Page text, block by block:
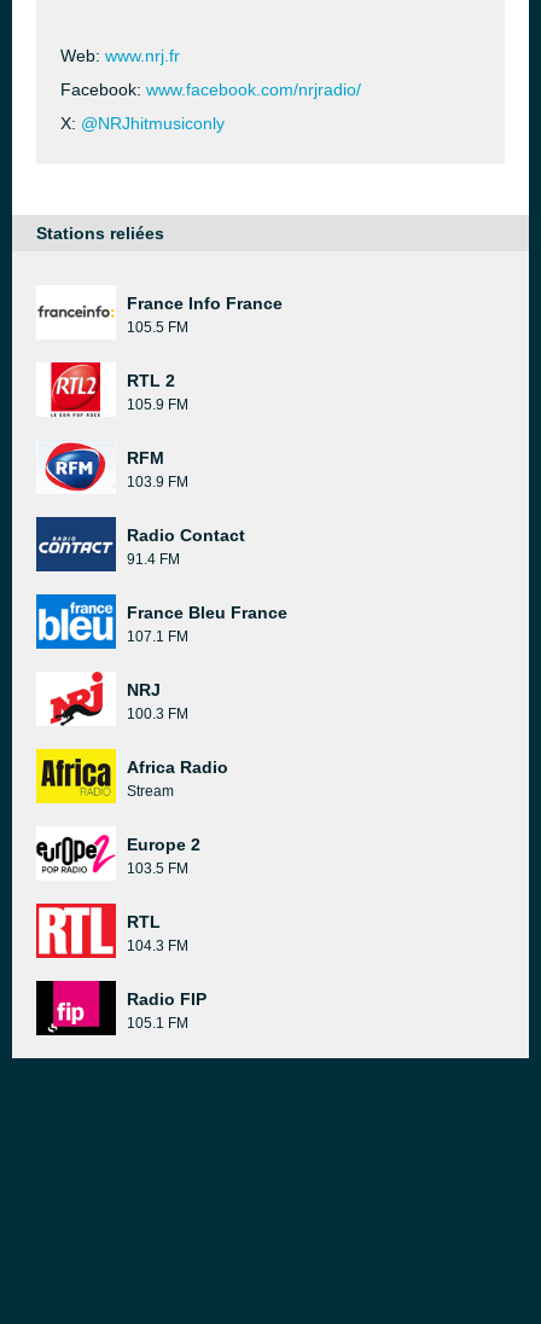
Web: www.nrj.fr
Facebook: www.facebook.com/nrjradio/
X: @NRJhitmusiconly
Stations reliées
France Info France
105.5 FM
RTL 2
105.9 FM
RFM
103.9 FM
Radio Contact
91.4 FM
France Bleu France
107.1 FM
NRJ
100.3 FM
Africa Radio
Stream
Europe 2
103.5 FM
RTL
104.3 FM
Radio FIP
105.1 FM